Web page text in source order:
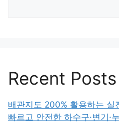
Recent Posts
배관지도 200% 활용하는
빠르고 안전한 하수구·변기·